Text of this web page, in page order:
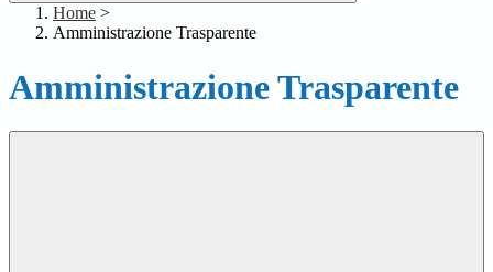
Home >
Amministrazione Trasparente
Amministrazione Trasparente